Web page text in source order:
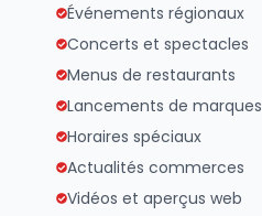
Événements régionaux
Concerts et spectacles
Menus de restaurants
Lancements de marques
Horaires spéciaux
Actualités commerces
Vidéos et aperçus web